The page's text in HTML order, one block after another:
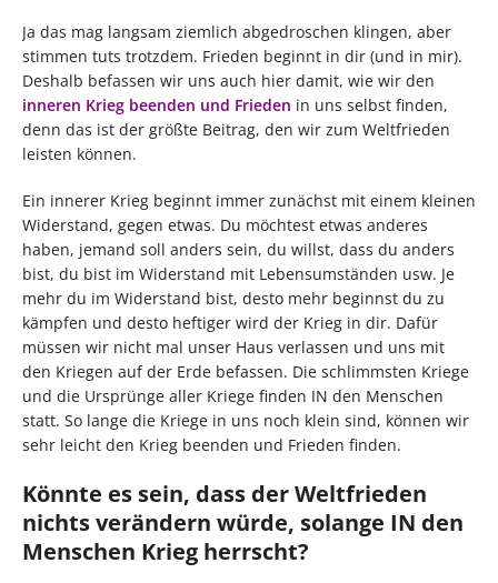
Ja das mag langsam ziemlich abgedroschen klingen, aber
stimmen tuts trotzdem. Frieden beginnt in dir (und in mir).
Deshalb befassen wir uns auch hier damit, wie wir den
inneren Krieg beenden und Frieden in uns selbst finden,
denn das ist der größte Beitrag, den wir zum Weltfrieden
leisten können.
Ein innerer Krieg beginnt immer zunächst mit einem kleinen
Widerstand, gegen etwas. Du möchtest etwas anderes
haben, jemand soll anders sein, du willst, dass du anders
bist, du bist im Widerstand mit Lebensumständen usw. Je
mehr du im Widerstand bist, desto mehr beginnst du zu
kämpfen und desto heftiger wird der Krieg in dir. Dafür
müssen wir nicht mal unser Haus verlassen und uns mit
den Kriegen auf der Erde befassen. Die schlimmsten Kriege
und die Ursprünge aller Kriege finden IN den Menschen
statt. So lange die Kriege in uns noch klein sind, können wir
sehr leicht den Krieg beenden und Frieden finden.
Könnte es sein, dass der Weltfrieden
nichts verändern würde, solange IN den
Menschen Krieg herrscht?